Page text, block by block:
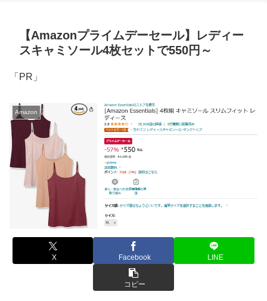
【Amazonプライムデーセール】レディー
スキャミソール4枚セットで550円～
「PR」
Amazon
X Facebook LINE
コピー